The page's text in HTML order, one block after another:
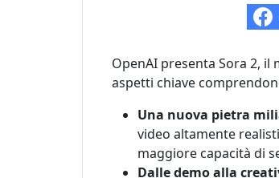
OpenAI presenta Sora 2,
aspetti chiave
Una nuova pietra
video altamente
maggiore capacità di
Dalle demo alla